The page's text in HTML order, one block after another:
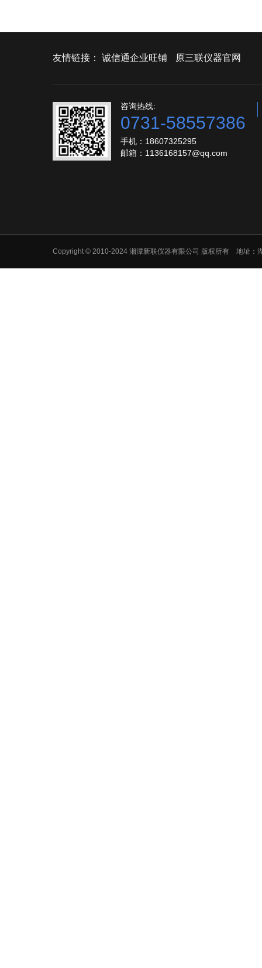
友情链接： 诚信通企业旺铺 原三联仪器官网
咨询热线:
0731-58557386
手机：18607325295
邮箱：1136168157@qq.com
Copyright © 2010-2024 湘潭新联仪器有限公司 版权所有 地址：